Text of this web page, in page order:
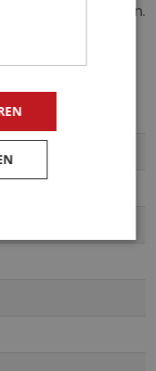
op maat te snijden.